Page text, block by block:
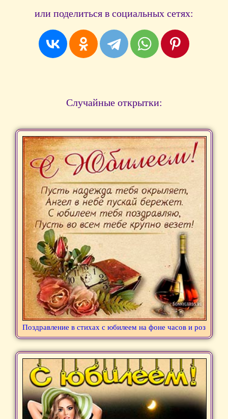
или поделиться в социальных сетях:
Случайные открытки:
Поздравление в стихах с юбилеем на фоне часов и роз